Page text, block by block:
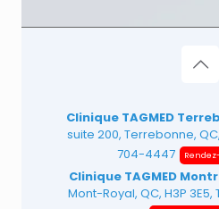
Clinique TAGMED
suite 200, Terrebonne,
704-4447
Clinique TAGMED
Mont-Royal, QC, H3P 3E5,